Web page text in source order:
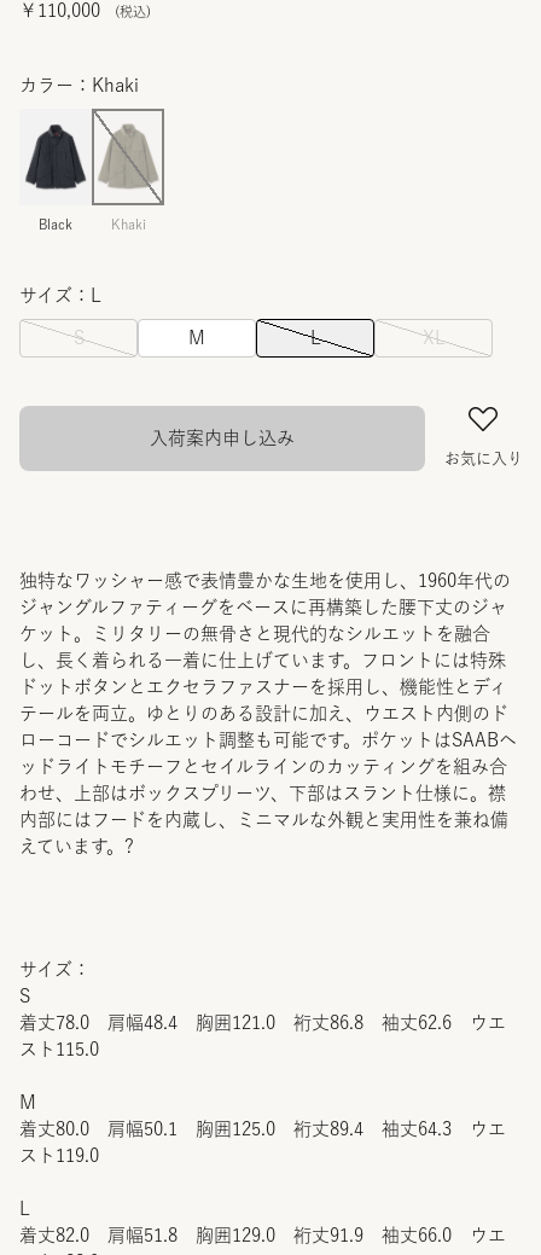
￥110,000
カラー：Khaki
Black Khaki
サイズ：L
S M L XL
お気に入り
入荷案内申し込み
独特なワッシャー感で表情豊かな生地を使用し、1960年代の
ジャングルファティーグをベースに再構築した腰下丈のジャ
ケット。ミリタリーの無骨さと現代的なシルエットを融合
し、長く着られる一着に仕上げています。フロントには特殊
ドットボタンとエクセラファスナーを採用し、機能性とディ
テールを両立。ゆとりのある設計に加え、ウエスト内側のド
ローコードでシルエット調整も可能です。ポケットはSAABヘ
ッドライトモチーフとセイルラインのカッティングを組み合
わせ、上部はボックスプリーツ、下部はスラント仕様に。襟
内部にはフードを内蔵し、ミニマルな外観と実用性を兼ね備
えています。?
サイズ：
S
着丈78.0 肩幅48.4 胸囲121.0 裄丈86.8 袖丈62.6 ウエ
スト115.0
M
着丈80.0 肩幅50.1 胸囲125.0 裄丈89.4 袖丈64.3 ウエ
スト119.0
着丈82.0 肩幅51.8 胸囲129.0 裄丈91.9 袖丈66.0 ウエ